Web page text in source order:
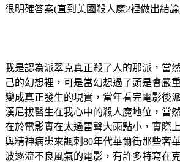
很明確答案(直到美國殺人魔2裡做出結論
我是認為派翠克真正殺了人的那派，當
己的幻想裡，可是當幻想過了頭是會嚴
變成真正發生的現實，當年看完電影後
漢尼拔醫生在我心中的殺人魔地位，當
在於電影實在太過雷聲大雨點小，實際
與精神病患來諷刺80年代華爾街那些奢
波逐流不良風氣的電影，有許多特寫在